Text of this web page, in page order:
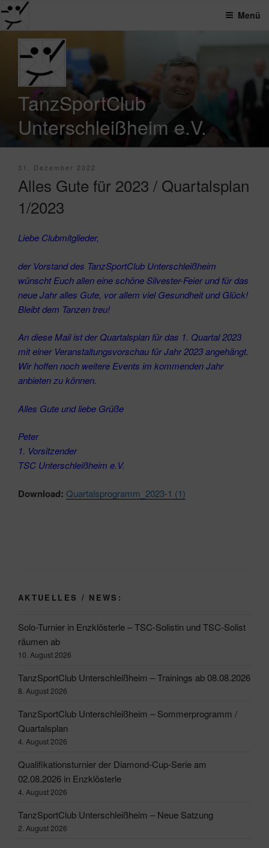
TanzSportClub
Unterschleißheim e.V.
Menü
Veröffentlicht
31. Dezember 2022
Alles Gute für 2023 / Quartalsplan
1/2023
Liebe Clubmitglieder,
der Vorstand des TanzSportClub Unterschleißheim
wünscht Euch allen eine schöne Silvester-Feier und für das
neue Jahr alles Gute, vor allem viel Gesundheit und Glück!
Bleibt dem Tanzen treu!
An diese Mail ist der Quartalsplan für das 1. Quartal 2023
mit einer Veranstaltungsvorschau für Jahr 2023 angehängt.
Wir hoffen noch weitere Events im kommenden Jahr
anbieten zu können.
Alles Gute und liebe Grüße
Peter
1. Vorsitzender
TSC Unterschleißheim e.V.
Download: Quartalsprogramm_2023-1 (1)
AKTUELLES / NEWS:
Solo-Turnier in Enzklösterle – TSC-Solistin und TSC-Solist
räumen ab
10. August 2026
TanzSportClub Unterschleißheim – Trainings ab 08.08.2026
8. August 2026
TanzSportClub Unterschleißheim – Sommerprogramm /
Quartalsplan
4. August 2026
Qualifikationsturnier der Diamond-Cup-Serie am
02.08.2026 in Enzklösterle
4. August 2026
TanzSportClub Unterschleißheim – Neue Satzung
2. August 2026